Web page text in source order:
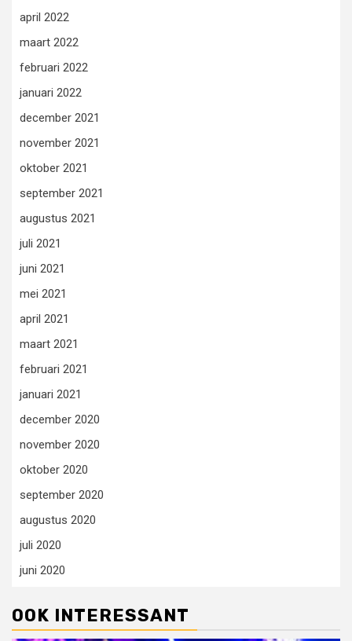
april 2022
maart 2022
februari 2022
januari 2022
december 2021
november 2021
oktober 2021
september 2021
augustus 2021
juli 2021
juni 2021
mei 2021
april 2021
maart 2021
februari 2021
januari 2021
december 2020
november 2020
oktober 2020
september 2020
augustus 2020
juli 2020
juni 2020
OOK INTERESSANT